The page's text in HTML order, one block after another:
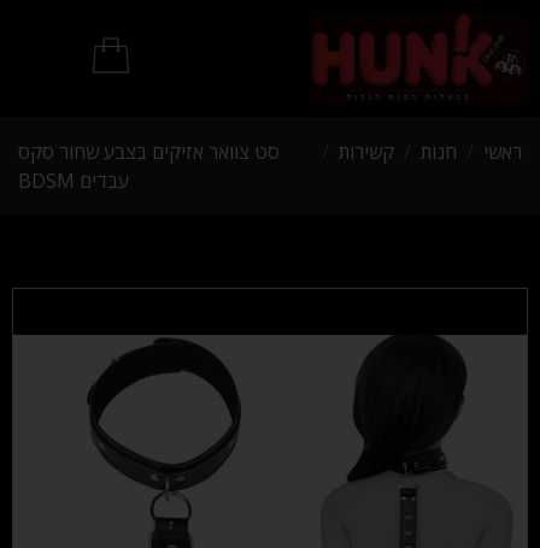
ראשי חנות קשירות
סט צוואר אזיקים בצבע שחור סקס
עבדים BDSM